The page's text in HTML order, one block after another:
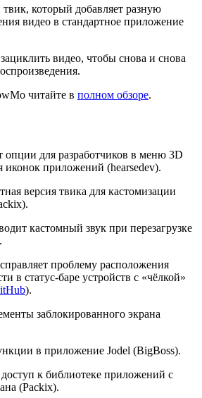
который добавляет разную
видео в стандартное приложение
видео, чтобы снова и снова
читайте в полном обзоре.
опции для разработчиков в меню 3D
иконок приложений (hearsedev).
версия твика для кастомизации
кастомный звук при перезагрузке
проблему расположения
в статус-баре устройств с «чёлкой»
).
заблокированного экрана
в приложение Jodel (BigBoss).
доступ к библиотеке приложений с
(Packix).